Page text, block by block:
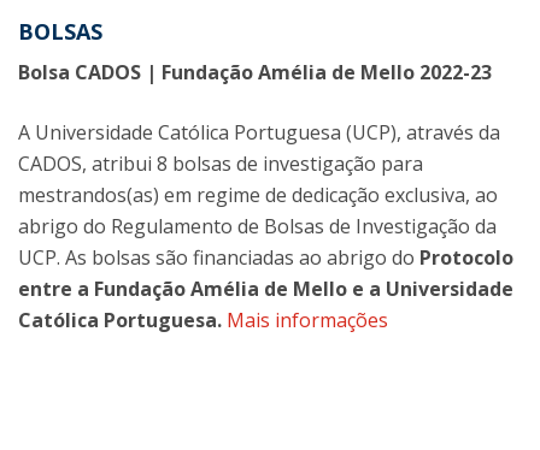
BOLSAS
Bolsa CADOS | Fundação Amélia de Mello 2022-23
A Universidade Católica Portuguesa (UCP), através da
CADOS, atribui 8 bolsas de investigação para
mestrandos(as) em regime de dedicação exclusiva, ao
abrigo do Regulamento de Bolsas de Investigação da
UCP. As bolsas são financiadas ao abrigo do Protocolo
entre a Fundação Amélia de Mello e a Universidade
Católica Portuguesa. Mais informações